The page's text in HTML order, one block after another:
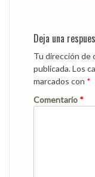
Deja una
Tu dirección de
publicada.Los
marcados con *
Comentario *